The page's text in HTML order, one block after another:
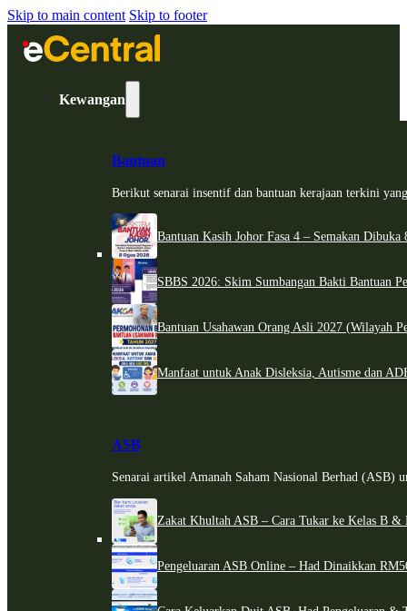
Skip to main content Skip to footer
Kewangan
Bantuan
Berikut senarai insentif dan bantuan kerajaan terkini
Bantuan Kasih Johor Fasa 4 – Semakan
SBBS 2026: Skim Sumbangan Bakti Bantuan
Bantuan Usahawan Orang Asli 2027 (Wilayah
Manfaat untuk Anak Disleksia, Autisme dan
ASB
Senarai artikel Amanah Saham Nasional Berhad (ASB)
Zakat Khultah ASB – Cara Tukar ke Kelas B &
Pengeluaran ASB Online – Had Dinaikkan